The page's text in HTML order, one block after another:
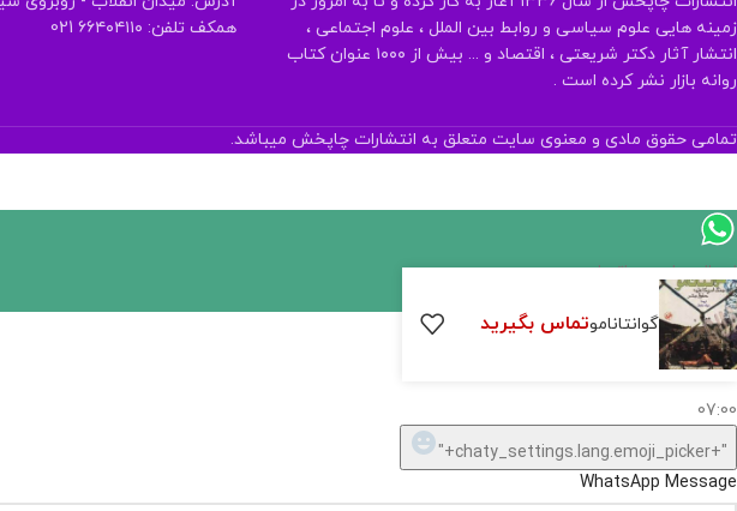
زمینه هایی علوم سیاسی و روابط بین الملل ، علوم اجتماعی ،
انتشار آثار دکتر شریعتی ، اقتصاد و ... بیش از ۱۰۰۰ عنوان کتاب
روانه بازار نشر کرده است .
همکف تلفن: ۶۶۴۰۴۱۱۰ 021
تمامی حقوق مادی و معنوی سایت متعلق به انتشارات چاپخش میباشد.
گوانتاناموتماس بگیرید
ارسال پیام در واتساپ
کارشناس فروش
سلام, چطور میتونم کمکتون کنم؟
07:00
"+chaty_settings.lang.emoji_picker+"
WhatsApp Message